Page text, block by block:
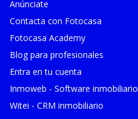
Anúnciate
Contacta con Fotocasa
Fotocasa Academy
Blog para profesionales
Entra en tu cuenta
Inmoweb - Software inmobiliario
Witei - CRM inmobiliario